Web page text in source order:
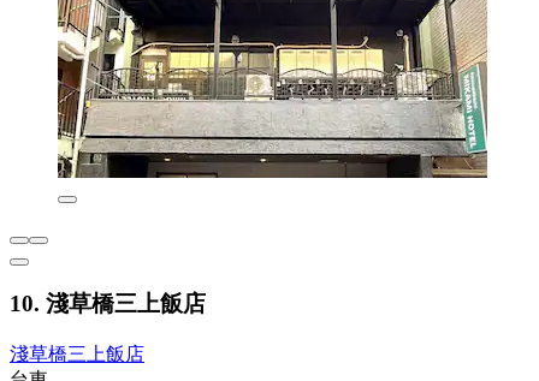
10. 淺草橋三上飯店
淺草橋三上飯店